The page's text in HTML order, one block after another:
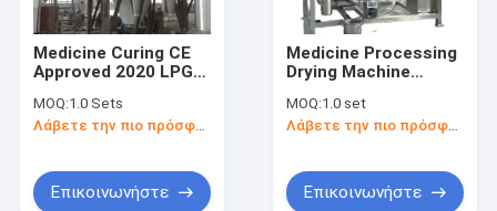
Medicine Curing CE
Approved 2020 LPG-
Spray Drying Machine
For Whey Powder
MOQ:1.0 Sets
Λάβετε την πιο πρόσφατη τιμή
Επικοινωνήστε
Medicine Processing
Drying Machine
Pressure Spray Dryer
Price
MOQ:1.0 set
Επικοινωνήστε